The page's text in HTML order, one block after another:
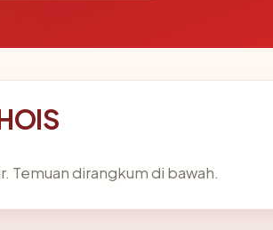
Temuan dirangkum di bawah.